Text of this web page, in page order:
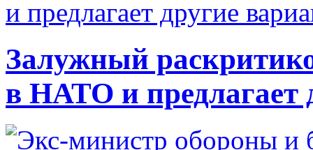
Залужный
в НАТО и предлагает